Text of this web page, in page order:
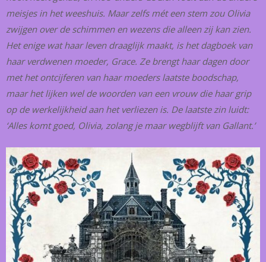
meisjes in het weeshuis. Maar zelfs mét een stem zou Olivia
zwijgen over de schimmen en wezens die alleen zij kan zien.
Het enige wat haar leven draaglijk maakt, is het dagboek van
haar verdwenen moeder, Grace. Ze brengt haar dagen door
met het ontcijferen van haar moeders laatste boodschap,
maar het lijken wel de woorden van een vrouw die haar grip
op de werkelijkheid aan het verliezen is. De laatste zin luidt:
‘Alles komt goed, Olivia, zolang je maar wegblijft van Gallant.’